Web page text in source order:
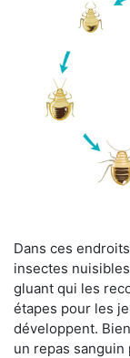
Dans ces
insectes
gluant qui les
étapes pour les
développent.
un repas